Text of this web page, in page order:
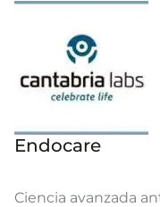
Endocare
Ciencia avanzada